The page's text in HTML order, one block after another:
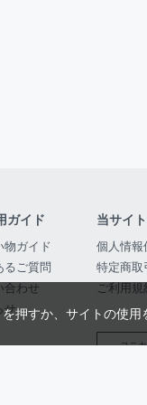
ガイド
物ガイド
るご質問
合わせ
せ
当サイ
個人情報
特定商取
ご利用規
コニ
押すか、サイトの使